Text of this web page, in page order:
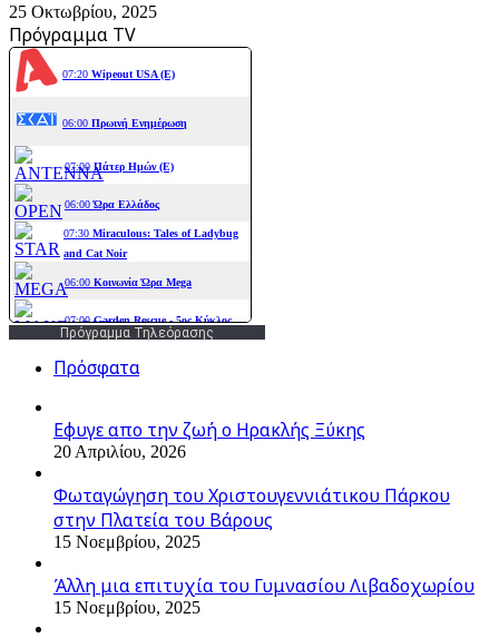
25 Οκτωβρίου, 2025
Πρόγραμμα TV
Πρόγραμμα Τηλεόρασης
Πρόσφατα
Εφυγε απο την ζωή o Ηρακλής Ξύκης
20 Απριλίου, 2026
Φωταγώγηση του Χριστουγεννιάτικου Πάρκου
στην Πλατεία του Βάρους
15 Νοεμβρίου, 2025
Άλλη μια επιτυχία του Γυμνασίου Λιβαδοχωρίου
15 Νοεμβρίου, 2025